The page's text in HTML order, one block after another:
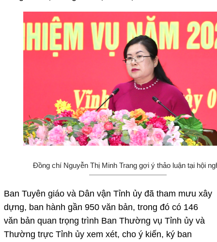
Đồng chí Nguyễn Thị Minh Trang gợi ý thảo luận tại hội
Ban Tuyên giáo và Dân vận Tỉnh ủy đã tham mưu xây
dựng, ban hành gần 950 văn bản, trong đó có 146
văn bản quan trọng trình Ban Thường vụ Tỉnh ủy và
Thường trực Tỉnh ủy xem xét, cho ý kiến, ký ban